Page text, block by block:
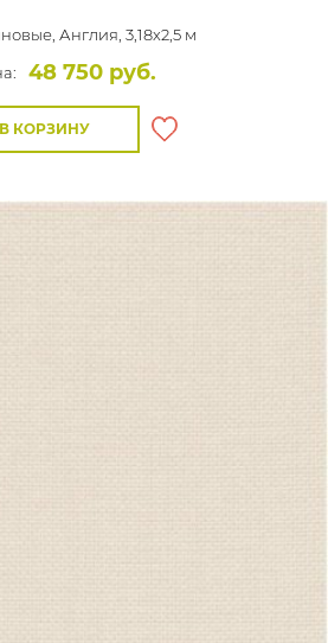
Англия, 3,18x2,5 м
48 750 руб.
В КОРЗИНУ